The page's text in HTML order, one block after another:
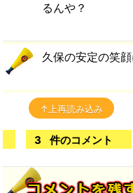
るんや？
久保の安定の笑
↑上再読み込み
3 件のコメント